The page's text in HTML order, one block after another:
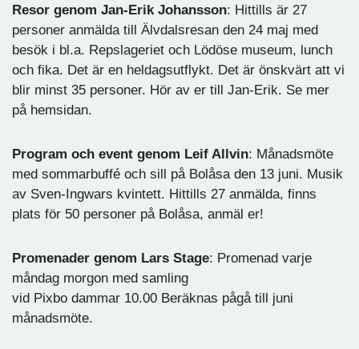
Resor genom Jan-Erik Johansson: Hittills är 27
personer anmälda till Älvdalsresan den 24 maj med
besök i bl.a. Repslageriet och Lödöse museum, lunch
och fika. Det är en heldagsutflykt. Det är önskvärt att vi
blir minst 35 personer. Hör av er till Jan-Erik. Se mer
på hemsidan.
Program och event genom Leif Allvin: Månadsmöte
med sommarbuffé och sill på Bolåsa den 13 juni. Musik
av Sven-Ingwars kvintett. Hittills 27 anmälda, finns
plats för 50 personer på Bolåsa, anmäl er!
Promenader genom Lars Stage: Promenad varje
måndag morgon med samling
vid Pixbo dammar 10.00 Beräknas pågå till juni
månadsmöte.